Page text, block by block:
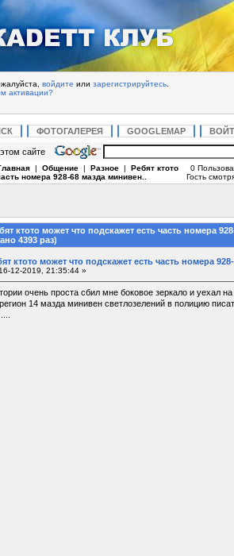
войдите или зарегистрируйтесь
активации?
ФОТОГАЛЕРЕЯ GOOGLEMAP
сайте
| Общение | Разное | Ребят ктото
номера 928-68 мазда минивен..
0
Гость
ктото может что подскажет есть часть номера
4393 раз)
ктото может что подскажет есть часть номера
16-12-2019, 21:35:44 »
очень проста сбил мне боковое зеркало и уехал
14 мазда минивен светлозелений в полицию